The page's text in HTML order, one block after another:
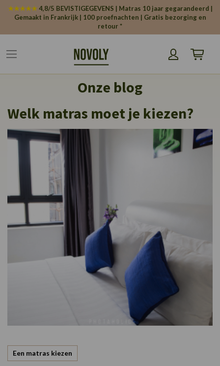
★★★★★ 4,8/5 BEVISTIGEGEVENS | Matras 10 jaar gegarandeerd |
Gemaakt in Frankrijk | 100 proefnachten | Gratis bezorging en
retour *
Onze blog
Welk matras moet je kiezen?
Een matras kiezen
Cookies beheer paneel